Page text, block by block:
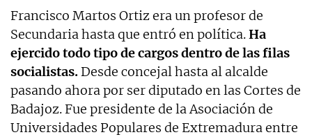
Francisco Martos Ortiz era un profesor de
Secundaria hasta que entró en política.Ha
ejercido todo tipo de cargos dentro de las filas
socialistas. Desde concejal hasta al alcalde
pasando ahora por ser diputado en las Cortes de
Badajoz. Fue presidente de la Asociación de
Universidades Populares de Extremadura entre